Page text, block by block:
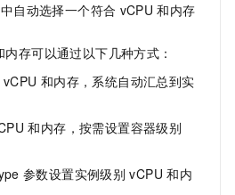
自动选择一个符合 vCPU 和内存
内存可以通过以下几种方式：
vCPU 和内存，系统自动汇总到实
和内存，按需设置容器级别
参数设置实例级别 vCPU 和内